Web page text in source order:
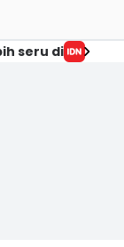
seru di